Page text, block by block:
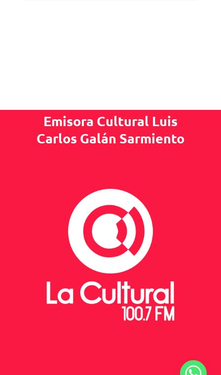
Emisora Cultural Luis
Carlos Galán Sarmiento